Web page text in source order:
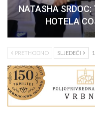
NATASHA
HOTELA
PRETHODNO SLJEDEĆI